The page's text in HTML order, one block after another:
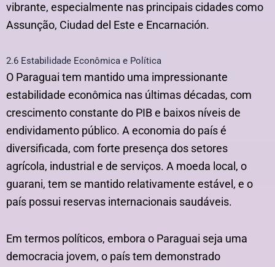
vibrante, especialmente nas principais cidades como
Assunção, Ciudad del Este e Encarnación.
2.6 Estabilidade Econômica e Política
O Paraguai tem mantido uma impressionante
estabilidade econômica nas últimas décadas, com
crescimento constante do PIB e baixos níveis de
endividamento público. A economia do país é
diversificada, com forte presença dos setores
agrícola, industrial e de serviços. A moeda local, o
guarani, tem se mantido relativamente estável, e o
país possui reservas internacionais saudáveis.
Em termos políticos, embora o Paraguai seja uma
democracia jovem, o país tem demonstrado